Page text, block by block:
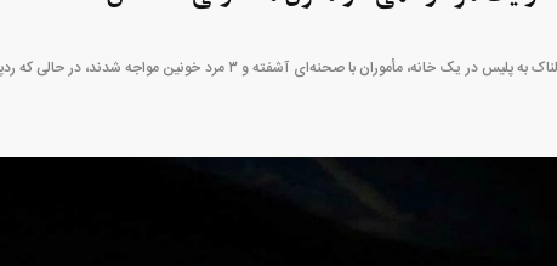
با گزارش حادثه‌ای هولناک به پلیس در یک خانه، مأموران با صحنه‌ای آشفته و
+ جدول قیمت خودرو‌های ایران خودرو + جدول قیمت خودرو‌های